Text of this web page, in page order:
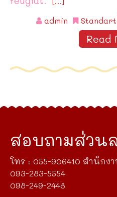
admin Standart
Read
สอบถามส่วน
โทร : 055-906410 สำนักง
093-283-5554
098-249-2448